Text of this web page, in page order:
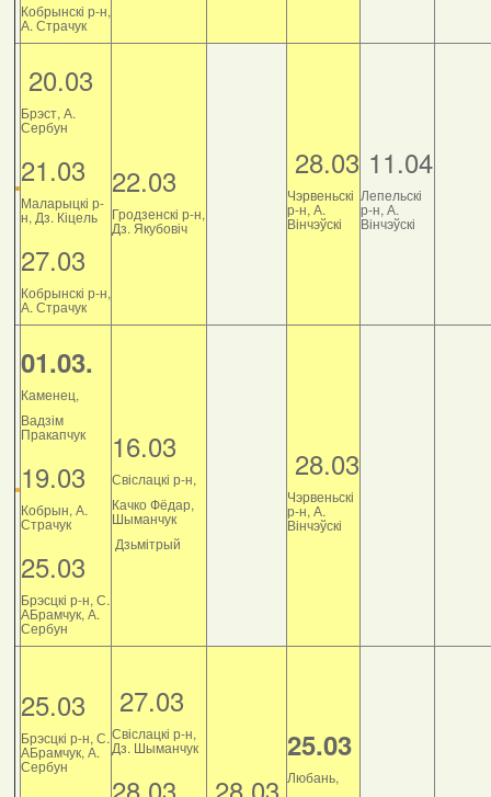
Кобрынскі р-н,
А. Страчук
20.03
Брэст, А.
Сербун
21.03
Маларыцкі р-
н, Дз. Кіцель
27.03
Кобрынскі р-н,
А. Страчук
22.03
Гродзенскі р-н,
Дз. Якубовіч
28.03
Чэрвеньскі
р-н, А.
Вінчэўскі
11.04
Лепельскі
р-н, А.
Вінчэўскі
01.03.
Каменец,
Вадзім
Пракапчук
19.03
Кобрын, А.
Страчук
25.03
Брэсцкі р-н, С.
АБрамчук, А.
Сербун
16.03
Свіслацкі р-н,
Качко Фёдар,
Шыманчук
Дзьмітрый
28.03
Чэрвеньскі
р-н, А.
Вінчэўскі
25.03
Брэсцкі р-н, С.
АБрамчук, А.
Сербун
27.03
Свіслацкі р-н,
Дз. Шыманчук 25.03
Любань,